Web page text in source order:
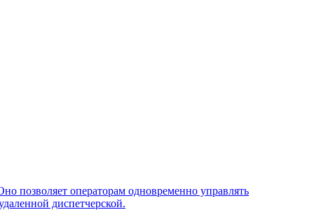
позволяет операторам одновременно управлять
диспетчерской.